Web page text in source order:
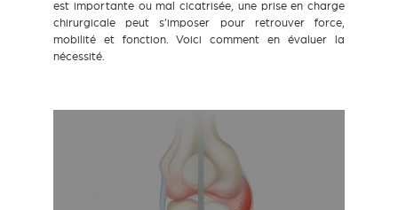
est importante ou mal cicatrisée, une prise en charge
chirurgicale peut s’imposer pour retrouver force,
mobilité et fonction. Voici comment en évaluer la
nécessité.